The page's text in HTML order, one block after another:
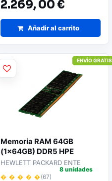
2.269,00 €
Añadir al carrito
Memoria RAM 64GB
(1x64GB) DDR5 HPE
P64707-B21 para
HEWLETT PACKARD ENTE
� � � � �(67)
8 unidades
ENVÍO GRATIS